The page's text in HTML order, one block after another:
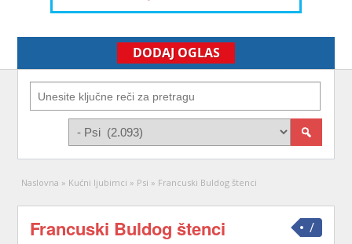
DODAJ OGLAS
Naslovna » Kućni ljubimci » Psi » Francuski Buldog štenci
/
Francuski Buldog štenci